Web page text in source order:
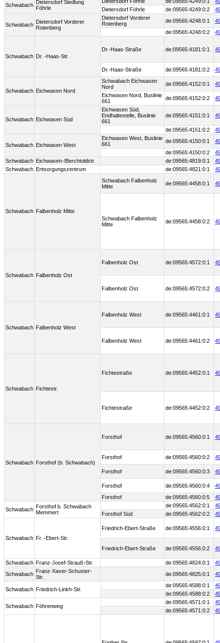
Schwabach Dietersdorf Siedlung
Föhrle
Dietersdorf Föhrle
de:09565:4249:0:2
Schwabach Dietersdorf Vorderer
Rotenberg
Dietersdorf Vorderer
Rotenberg
de:09565:4248:0:1
de:09565:4248:0:2
Schwabach Dr. -Haas-Str.
Dr.-Haas-Straße de:09565:4181:0:1
Dr.-Haas-Straße de:09565:4181:0:2
Schwabach Eichwasen Nord
Schwabach Eichwasen
Nord
de:09565:4152:0:1
Eichwasen Nord, Buslinie
661
de:09565:4152:0:2
Schwabach Eichwasen Süd
Eichwasen Süd,
Endhaltestelle, Buslinie
661
de:09565:4151:0:1
de:09565:4151:0:2
Schwabach Eichwasen West
Eichwasen West, Buslinie
661
de:09565:4150:0:1
de:09565:4150:0:2
Schwabach Eichwasen-/Berchtoldstr. de:09565:4819:0:1
Schwabach Entsorgungszentrum de:09565:4821:0:1
Schwabach Falbenholz Mitte
Schwabach Falbenholz
Mitte
de:09565:4458:0:1
Schwabach Falbenholz
Mitte
de:09565:4458:0:2
Schwabach Falbenholz Ost
Falbenholz Ost de:09565:4572:0:1
Falbenholz Ost de:09565:4572:0:2
Schwabach Falbenholz West
Falbenholz West de:09565:4461:0:1
Falbenholz West de:09565:4461:0:2
Schwabach Fichtestr.
Fichtestraße de:09565:4452:0:1
Fichtestraße de:09565:4452:0:2
Schwabach Forsthof (b. Schwabach)
Forsthof de:09565:4560:0:1
Forsthof de:09565:4560:0:2
Forsthof de:09565:4560:0:3
Forsthof de:09565:4560:0:4
Forsthof
de:09565:4560:0:5
Schwabach Forsthof b. Schwabach
Memmert
de:09565:4562:0:1
Forsthof Süd
de:09565:4562:0:2
Schwabach Fr. -Ebert-Str.
Friedrich-Ebert-Straße de:09565:4556:0:1
Friedrich-Ebert-Straße de:09565:4556:0:2
Schwabach Franz-Josef-Strauß-Str. de:09565:4824:0:1
Schwabach Franz-Xaver-Schuster-
Str.
de:09565:4825:0:1
Schwabach Friedrich-Linkh-Str.
de:09565:4588:0:1
de:09565:4588:0:2
Schwabach Föhrenweg
de:09565:4571:0:1
de:09565:4571:0:2